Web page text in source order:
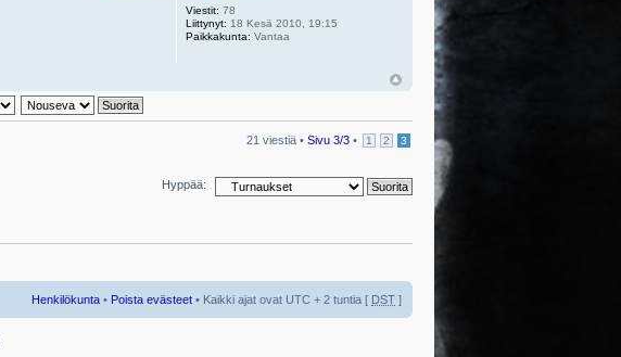
Viestit: 78
Liittynyt: 18 Kesä 2010, 19:15
Paikkakunta: Vantaa
21 viestiä • Sivu 3/3 • 1 2 3
Hyppää:
Henkilökunta • Poista evästeet • Kaikki ajat ovat UTC + 2 tuntia [ DST ]